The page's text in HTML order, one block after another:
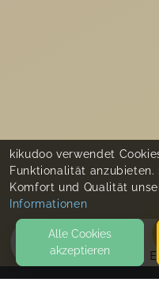
kikudoo verwendet
Funktionalität
Komfort und Qualität
Informationen
Alle Cookies
akzeptieren